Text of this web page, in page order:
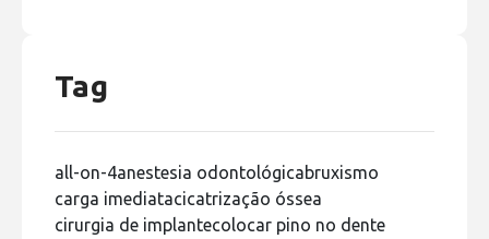
Tag
all-on-4anestesia odontológicabruxismo
carga imediatacicatrização óssea
cirurgia de implantecolocar pino no dente